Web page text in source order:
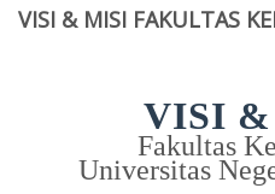
VISI & MISI FAKULTAS
VISI
Fakultas
Universitas